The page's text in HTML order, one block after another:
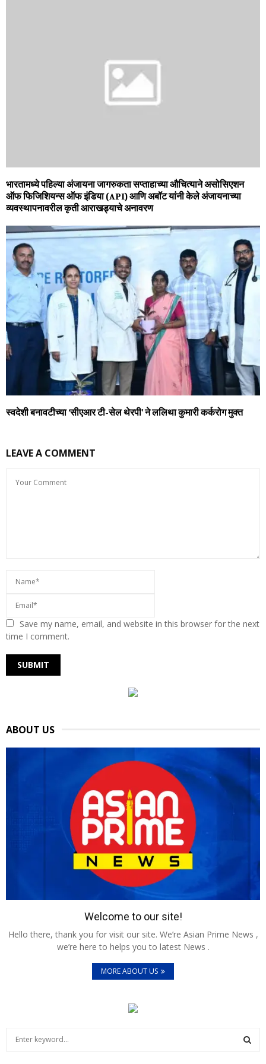
भारतामध्ये पहिल्या अंजायना जागरुकता सप्ताहाच्या औचित्याने असोसिएशन
ऑफ फिजिशियन्स ऑफ इंडिया (API) आणि अबॉट यांनी केले अंजायनाच्या
व्यवस्थापनावरील कृती आराखड्याचे अनावरण
स्वदेशी बनावटीच्या ‘सीएआर टी-सेल थेरपी’ ने ललिथा कुमारी कर्करोग मुक्त
LEAVE A COMMENT
Save my name, email, and website in this browser for the next
time I comment.
ABOUT US
Welcome to our site!
Hello there, thank you for visit our site. We’re Asian Prime News ,
we’re here to helps you to latest News .
MORE ABOUT US